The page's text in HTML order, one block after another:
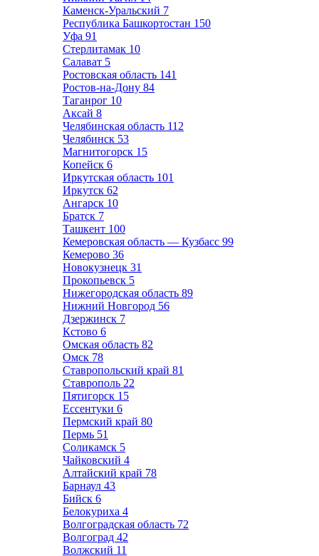
Каменск-Уральский 7
Республика Башкортостан 150
Уфа 91
Стерлитамак 10
Салават 5
Ростовская область 141
Ростов-на-Дону 84
Таганрог 10
Аксай 8
Челябинская область 112
Челябинск 53
Магнитогорск 15
Копейск 6
Иркутская область 101
Иркутск 62
Ангарск 10
Братск 7
Ташкент 100
Кемеровская область — Кузбасс 99
Кемерово 36
Новокузнецк 31
Прокопьевск 5
Нижегородская область 89
Нижний Новгород 56
Дзержинск 7
Кстово 6
Омская область 82
Омск 78
Ставропольский край 81
Ставрополь 22
Пятигорск 15
Ессентуки 6
Пермский край 80
Пермь 51
Соликамск 5
Чайковский 4
Алтайский край 78
Барнаул 43
Бийск 6
Белокуриха 4
Волгоградская область 72
Волгоград 42
Волжский 11